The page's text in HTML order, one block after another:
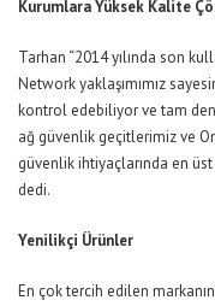
Kurumlara Yüksek Kalite
Tarhan “2014 yılında son
Network yaklaşımımız
kontrol edebiliyor ve tam
ağ güvenlik geçitlerimiz ve
güvenlik ihtiyaçlarında en
dedi.
Yenilikçi Ürünler
En çok tercih edilen